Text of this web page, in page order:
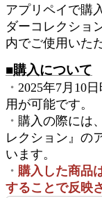
アプリペイで購
ダーコレクショ
内でご使用いた
■購入について
・ 2025年7月10
用が可能です。
・ 購入の際には
レクション』の
います。
・ 購入した商品
することで反映